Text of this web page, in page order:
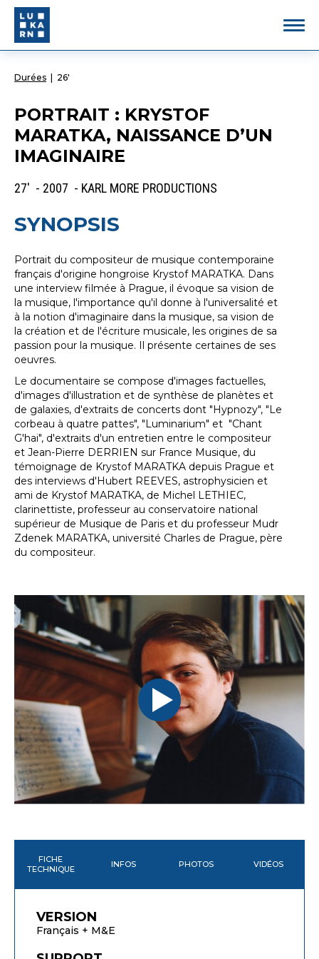
Durées 26'
PORTRAIT : KRYSTOF
MARATKA, NAISSANCE D’UN
IMAGINAIRE
27' - 2007 - KARL MORE PRODUCTIONS
SYNOPSIS
Portrait du compositeur de musique contemporaine
français d'origine hongroise Krystof MARATKA. Dans
une interview filmée à Prague, il évoque sa vision de
la musique, l'importance qu'il donne à l'universalité et
à la notion d'imaginaire dans la musique, sa vision de
la création et de l'écriture musicale, les origines de sa
passion pour la musique. Il présente certaines de ses
oeuvres.
Le documentaire se compose d'images factuelles,
d'images d'illustration et de synthèse de planètes et
de galaxies, d'extraits de concerts dont "Hypnozy", "Le
corbeau à quatre pattes", "Luminarium" et "Chant
G'hai", d'extraits d'un entretien entre le compositeur
et Jean-Pierre DERRIEN sur France Musique, du
témoignage de Krystof MARATKA depuis Prague et
des interviews d'Hubert REEVES, astrophysicien et
ami de Krystof MARATKA, de Michel LETHIEC,
clarinettiste, professeur au conservatoire national
supérieur de Musique de Paris et du professeur Mudr
Zdenek MARATKA, université Charles de Prague, père
du compositeur.
FICHE
TECHNIQUE
INFOS PHOTOS VIDÉOS
VERSION
Français + M&E